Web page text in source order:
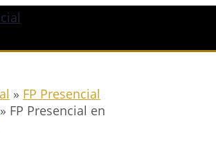
» FP Presencial
» FP Presencial en